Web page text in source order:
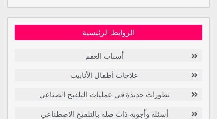
الروابط الرئيسية
أسباب العقم
علاجات أطفال الأنابيب
تطورات جديدة في عمليات التلقيح الصناعي
أسئلة وأجوبة ذات صلة بالتلقيح الاصطناعي